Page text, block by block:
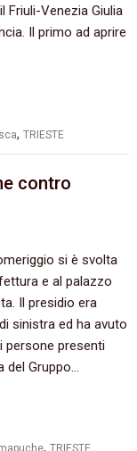
Friuli-Venezia Giulia
Il primo ad aprire
,TRIESTE
contro
si è svolta
e al palazzo
Il presidio era
sinistra ed ha avuto
persone presenti
del Gruppo…
,TRIESTE